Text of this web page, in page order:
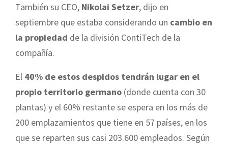
También su CEO, Nikolai Setzer, dijo en
septiembre que estaba considerando un cambio en
la propiedad de la división ContiTech de la
compañía.
El 40% de estos despidos tendrán lugar en el
propio territorio germano (donde cuenta con 30
plantas) y el 60% restante se espera en los más de
200 emplazamientos que tiene en 57 países, en los
que se reparten sus casi 203.600 empleados. Según